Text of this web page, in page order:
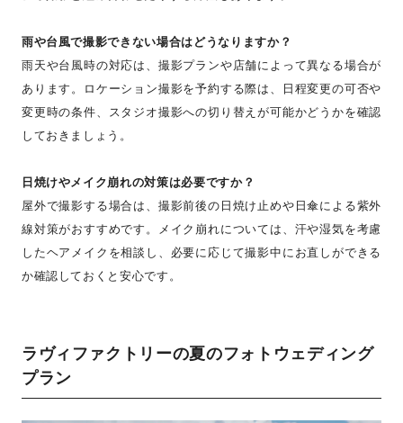
雨や台風で撮影できない場合はどうなりますか？
雨天や台風時の対応は、撮影プランや店舗によって異なる場合が
あります。ロケーション撮影を予約する際は、日程変更の可否や
変更時の条件、スタジオ撮影への切り替えが可能かどうかを確認
しておきましょう。
日焼けやメイク崩れの対策は必要ですか？
屋外で撮影する場合は、撮影前後の日焼け止めや日傘による紫外
線対策がおすすめです。メイク崩れについては、汗や湿気を考慮
したヘアメイクを相談し、必要に応じて撮影中にお直しができる
か確認しておくと安心です。
ラヴィファクトリーの夏のフォトウェディング
プラン